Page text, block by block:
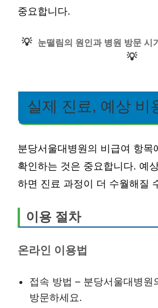
중요합니다.
💡 눈떨림의 원인과 병원 방문 시
💡
실제 진료, 예상 비
분당서울대병원의 비급여 항목
확인하는 것은 중요합니다. 예
하면 진료 과정이 더 수월해질
이용 절차
온라인 이용법
접속 방법 – 분당서울대병원
방문하세요.